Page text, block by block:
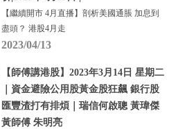
【繼續開市 4月直播】剖析美國通脹 加息到
盡頭？ 港股4月走
2023/04/13
【師傅講港股】2023年3月14日 星期二
｜資金避險公用股黃金股狂飆 銀行股
匯豐渣打有排煩｜瑞信何啟聰 黃瑋傑
黃師傅 朱明亮